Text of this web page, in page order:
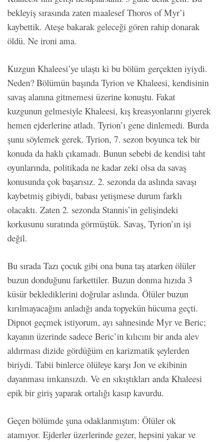
bekleyiş sırasında zaten maalesef Thoros of Myr’i
kaybettik. Ateşe bakarak geleceği gören rahip donarak
öldü. Ne ironi ama.
Kuzgun Khaleesi’ye ulaştı ki bu bölüm gerçekten iyiydi.
Neden? Bölümün başında Tyrion ve Khaleesi, kendisinin
savaş alanına gitmemesi üzerine konuştu. Fakat
kuzgunun gelmesiyle Khaleesi, kış kreasyonlarını giyerek
hemen ejderlerine atladı. Tyrion’ı gene dinlemedi. Burda
şunu söylemek gerek. Tyrion, 7. sezon boyunca tek bir
konuda da haklı çıkamadı. Bunun sebebi de kendisi taht
oyunlarında, politikada ne kadar zeki olsa da savaş
konusunda çok başarısız. 2. sezonda da aslında savaşı
kaybetmiş gibiydi, babası yetişmese durum farklı
olacaktı. Zaten 2. sezonda Stannis’in gelişindeki
korkusunu suratında görmüştük. Savaş, Tyrion’ın işi
değil.
Bu sırada Tazı çocuk gibi ona buna taş atarken ölüler
buzun donduğunu farkettiler. Buzun donma hızıda 3
küsür beklediklerini doğrular aslında. Ölüler buzun
kırılmayacağını anladığı anda topyekün hücuma geçti.
Dipnot geçmek istiyorum, ayı sahnesinde Myr ve Beric;
kayanın üzerinde sadece Beric’in kılıcını bir anda alev
aldırması dizide gördüğüm en karizmatik şeylerden
biriydi. Tabii binlerce ölüleye karşı Jon ve ekibinin
dayanması imkansızdı. Ve en sıkıştıkları anda Khaleesi
epik bir giriş yaparak ortalığı kasıp kavurdu.
Geçen bölümde şuna odaklanmıştım: Ölüler ok
atamıyor. Ejderler üzerlerinde gezer, hepsini yakar ve